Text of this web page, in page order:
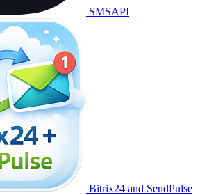
SMSAPI
Bitrix24 and SendPulse